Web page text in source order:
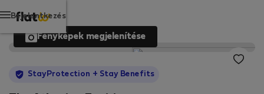
Bejelentkezés
Fényképek megjelenítése
StayProtection + Stay Benefits